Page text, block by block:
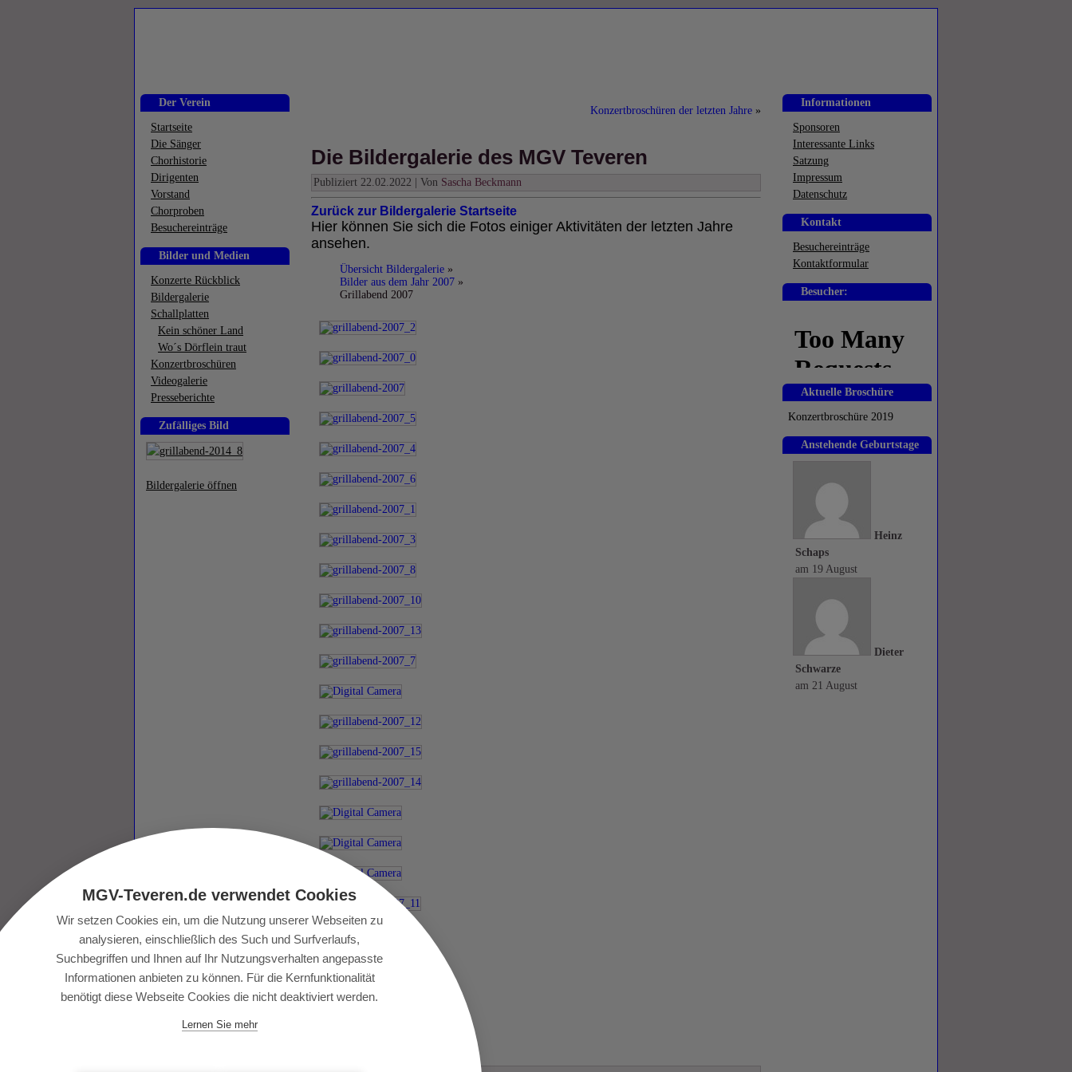
Der Verein
Startseite
Die Sänger
Chorhistorie
Dirigenten
Vorstand
Chorproben
Besuchereinträge
Bilder und Medien
Konzerte Rückblick
Bildergalerie
Schallplatten
Kein schöner Land
Wo´s Dörflein traut
Konzertbroschüren
Videogalerie
Presseberichte
Zufälliges Bild
Bildergalerie öffnen
Konzertbroschüren der letzten Jahre »
Die Bildergalerie des MGV Teveren
Publiziert 22.02.2022 Von Sascha Beckmann
Zurück zur Bildergalerie Startseite
Hier können Sie sich die Fotos einiger Aktivitäten der letzten Jahre
ansehen.
Übersicht Bildergalerie »
Bilder aus dem Jahr 2007 »
Grillabend 2007
Informationen
Sponsoren
Interessante Links
Satzung
Impressum
Datenschutz
Kontakt
Besuchereinträge
Kontaktformular
Besucher:
Aktuelle Broschüre
Konzertbroschüre 2019
Anstehende Geburtstage
Heinz
Schaps
am 19 August
Dieter
Schwarze
am 21 August
MGV-Teveren.de verwendet Cookies
Wir setzen Cookies ein, um die Nutzung unserer Webseiten zu
analysieren, einschließlich des Such und Surfverlaufs,
Suchbegriffen und Ihnen auf Ihr Nutzungsverhalten angepasste
Informationen anbieten zu können. Für die Kernfunktionalität
benötigt diese Webseite Cookies die nicht deaktiviert werden.
Lernen Sie mehr